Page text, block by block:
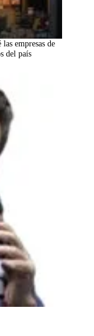
empresas de
del país